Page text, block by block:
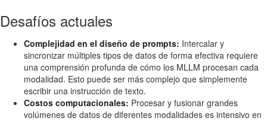
Desafíos actuales
Complejidad en el diseño de prompts: Intercalar y
sincronizar múltiples tipos de datos de forma efectiva requiere
una comprensión profunda de cómo los MLLM procesan cada
modalidad. Esto puede ser más complejo que simplemente
escribir una instrucción de texto.
Costos computacionales: Procesar y fusionar grandes
volúmenes de datos de diferentes modalidades es intensivo en